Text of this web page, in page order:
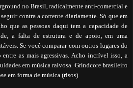
no Brasil, radicalmente anti-comercial e
contra a corrente diariamente. Só que em
que as pessoas daqui tem a capacidade de
a falta de estrutura e de apoio, em uma
Se você comparar com outros lugares do
entre as mais agressivas. Acho incrível isso, a
em música raivosa. Grindcore brasileiro
em forma de música (risos).